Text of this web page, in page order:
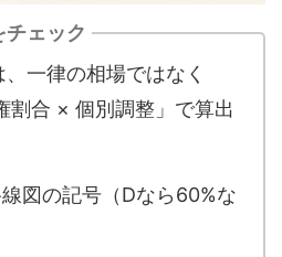
ェック
一律の相場ではなく
割合 × 個別調整」で算出
図の記号（Dなら60%な